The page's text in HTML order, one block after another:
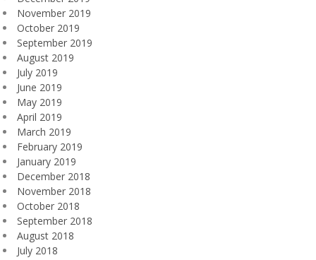
November 2019
October 2019
September 2019
August 2019
July 2019
June 2019
May 2019
April 2019
March 2019
February 2019
January 2019
December 2018
November 2018
October 2018
September 2018
August 2018
July 2018